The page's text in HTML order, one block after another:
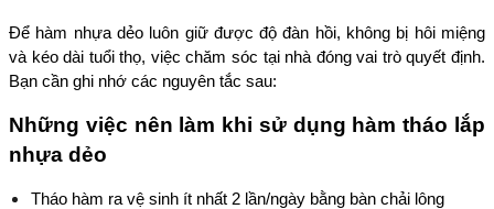
Để hàm nhựa dẻo luôn giữ được độ đàn hồi, không bị hôi miệng
và kéo dài tuổi thọ, việc chăm sóc tại nhà đóng vai trò quyết định.
Bạn cần ghi nhớ các nguyên tắc sau:
Những việc nên làm khi sử dụng hàm tháo lắp
nhựa dẻo
Tháo hàm ra vệ sinh ít nhất 2 lần/ngày bằng bàn chải lông